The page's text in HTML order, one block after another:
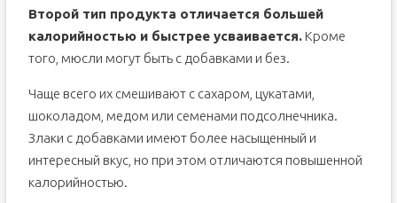
Второй тип продукта отличается большей
калорийностью и быстрее усваивается.Кроме
того, мюсли могут быть с добавками и без.
Чаще всего их смешивают с сахаром, цукатами,
шоколадом, медом или семенами подсолнечника.
Злаки с добавками имеют более насыщенный и
интересный вкус, но при этом отличаются повышенной
калорийностью.